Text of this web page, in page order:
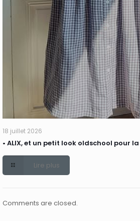
18 juillet 2026
• ALIX, et un petit look oldschool pour la
Lire plus
Comments are closed.